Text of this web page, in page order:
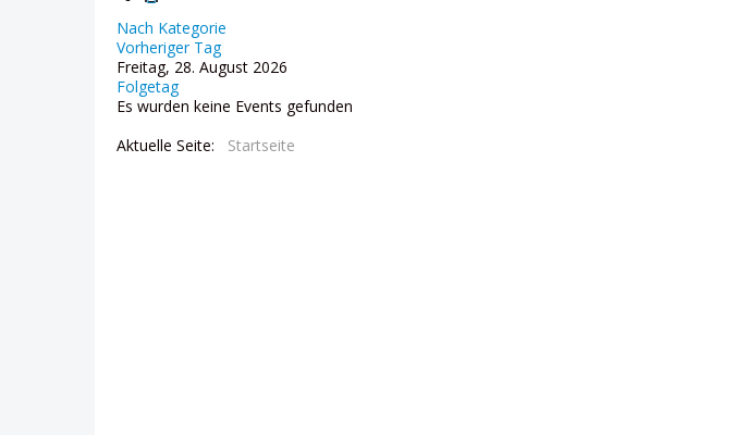
Nach Kategorie
Vorheriger Tag
Freitag, 28. August 2026
Folgetag
Es wurden keine Events gefunden
Aktuelle Seite:
Startseite